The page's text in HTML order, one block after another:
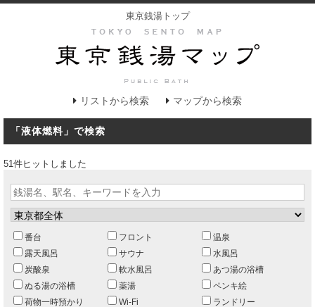
東京銭湯トップ
リストから検索 マップから検索
「液体燃料」で検索
51件ヒットしました
番台 フロント
温泉
露天風呂
サウナ
水風呂
炭酸泉
軟水風呂
あつ湯の浴槽
ぬる湯の浴槽
薬湯
ペンキ絵
荷物一時預かり
Wi-Fi
ランドリー